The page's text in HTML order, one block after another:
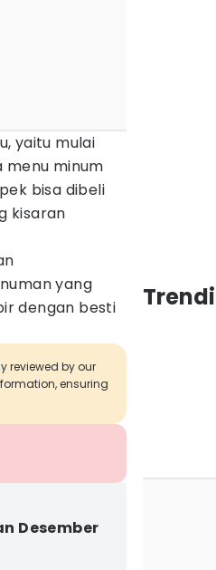
yaitu mulai
menu minum
bisa dibeli
kisaran
yang
dengan besti
reviewed by our
ensuring
Desember